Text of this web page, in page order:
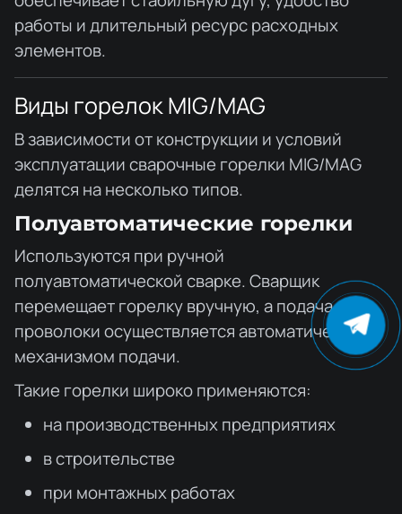
работы и длительный ресурс расходных
элементов.
Виды горелок MIG/MAG
В зависимости от конструкции и условий
эксплуатации сварочные горелки MIG/MAG
делятся на несколько типов.
Полуавтоматические горелки
Используются при ручной
полуавтоматической сварке. Сварщик
перемещает горелку вручную, а подача
проволоки осуществляется автоматически
механизмом подачи.
Такие горелки широко применяются:
на производственных предприятиях
в строительстве
при монтажных работах